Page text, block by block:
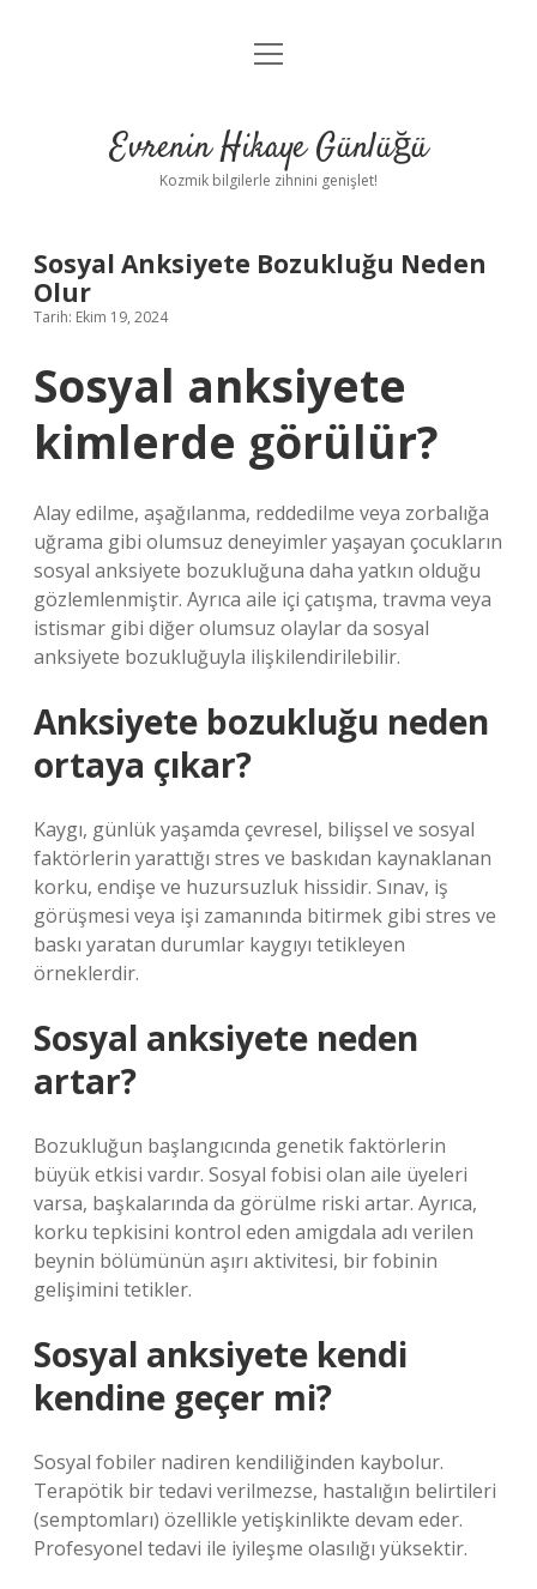
Anasayfa
Yasal Uyarı
menüyü
Evrenin Hikaye Günlüğü
Kozmik bilgilerle zihnini genişlet!
Sosyal Anksiyete Bozukluğu Neden
Olur
Tarih: Ekim 19, 2024
Sosyal anksiyete
kimlerde görülür?
Alay edilme, aşağılanma, reddedilme veya zorbalığa
uğrama gibi olumsuz deneyimler yaşayan çocukların
sosyal anksiyete bozukluğuna daha yatkın olduğu
gözlemlenmiştir. Ayrıca aile içi çatışma, travma veya
istismar gibi diğer olumsuz olaylar da sosyal
anksiyete bozukluğuyla ilişkilendirilebilir.
Anksiyete bozukluğu neden
ortaya çıkar?
Kaygı, günlük yaşamda çevresel, bilişsel ve sosyal
faktörlerin yarattığı stres ve baskıdan kaynaklanan
korku, endişe ve huzursuzluk hissidir. Sınav, iş
görüşmesi veya işi zamanında bitirmek gibi stres ve
baskı yaratan durumlar kaygıyı tetikleyen
örneklerdir.
Sosyal anksiyete neden
artar?
Bozukluğun başlangıcında genetik faktörlerin
büyük etkisi vardır. Sosyal fobisi olan aile üyeleri
varsa, başkalarında da görülme riski artar. Ayrıca,
korku tepkisini kontrol eden amigdala adı verilen
beynin bölümünün aşırı aktivitesi, bir fobinin
gelişimini tetikler.
Sosyal anksiyete kendi
kendine geçer mi?
Sosyal fobiler nadiren kendiliğinden kaybolur.
Terapötik bir tedavi verilmezse, hastalığın belirtileri
(semptomları) özellikle yetişkinlikte devam eder.
Profesyonel tedavi ile iyileşme olasılığı yüksektir.